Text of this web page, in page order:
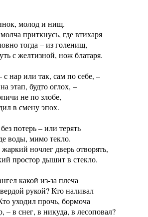
молод и нищ.
приткнусь, где втихаря
тогда – из голенищ,
с желтизной, нож блатаря.
нар или так, сам по себе, –
этап, будто оглох, –
не по злобе,
в смену эпох.
потерь – или терять
воды, мимо текло.
ночлег дверь отворять,
простор дышит в стекло.
какой из-за плеча
рукой? Кто наливал
уходил прочь, бормоча
– в снег, в никуда, в лесоповал?